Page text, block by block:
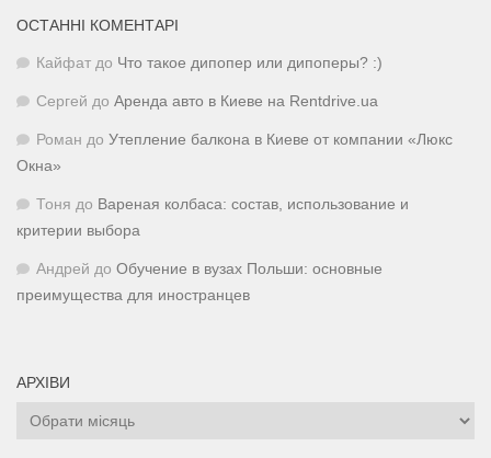
ОСТАННІ КОМЕНТАРІ
Кайфат до Что такое дипопер или дипоперы? :)
Сергей до Аренда авто в Киеве на Rentdrive.ua
Роман до Утепление балкона в Киеве от компании «Люкс
Окна»
Тоня до Вареная колбаса: состав, использование и
критерии выбора
Андрей до Обучение в вузах Польши: основные
преимущества для иностранцев
АРХІВИ
Архіви